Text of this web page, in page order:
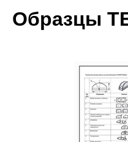
Образцы